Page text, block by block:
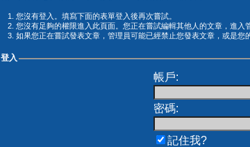
您沒有登入。填寫下面的表單登入後再次嘗試。
您沒有足夠的權限進入此頁面。您正在嘗試編輯其他人的文章，進入
如果您正在嘗試發表文章，管理員可能已經禁止您發表文章，或是您
登入
帳戶:
密碼:
記住我?